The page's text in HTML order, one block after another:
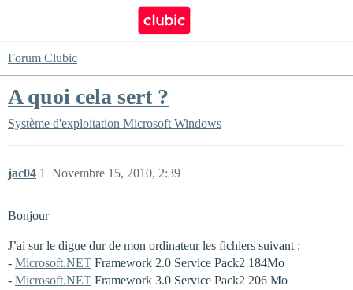
Forum Clubic
A quoi cela sert ?
Système d'exploitation Microsoft Windows
jac04 Novembre 15, 2010, 2:39
1
Bonjour
J’ai sur le digue dur de mon ordinateur les fichiers suivant :
- Microsoft.NET Framework 2.0 Service Pack2 184Mo
- Microsoft.NET Framework 3.0 Service Pack2 206 Mo